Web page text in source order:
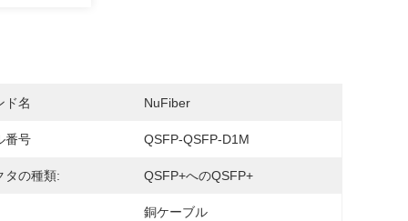
ド名 NuFiber
番号 QSFP-QSFP-D1M
タの種類: QSFP+へのQSFP+
銅ケーブル